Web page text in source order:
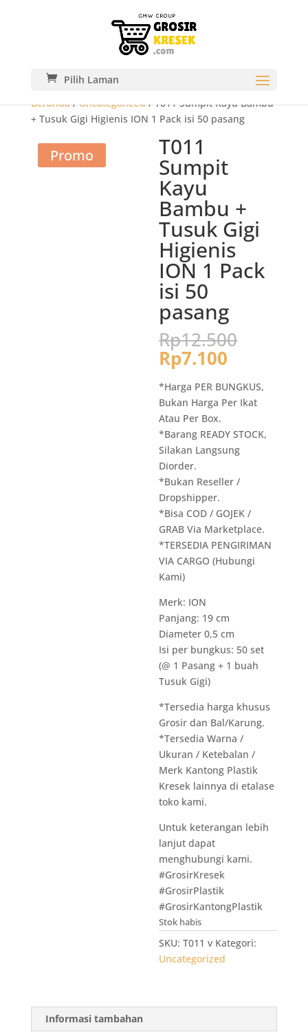
Pilih Laman
Beranda/Uncategorized/ T011 Sumpit Kayu Bambu
+ Tusuk Gigi Higienis ION 1 Pack isi 50 pasang
Promo T011
Sumpit
Kayu
Bambu +
Tusuk Gigi
Higienis
ION 1 Pack
isi 50
pasang
Rp12.500
Rp7.100
ini
adalah:
*Harga PER BUNGKUS,
Bukan Harga Per Ikat
Atau Per Box.
*Barang READY STOCK,
Silakan Langsung
Diorder.
*Bukan Reseller /
Dropshipper.
*Bisa COD / GOJEK /
GRAB Via Marketplace.
*TERSEDIA PENGIRIMAN
VIA CARGO (Hubungi
Kami)
Merk: ION
Panjang: 19 cm
Diameter 0,5 cm
Isi per bungkus: 50 set
(@ 1 Pasang + 1 buah
Tusuk Gigi)
*Tersedia harga khusus
Grosir dan Bal/Karung.
*Tersedia Warna /
Ukuran / Ketebalan /
Merk Kantong Plastik
Kresek lainnya di etalase
toko kami.
Untuk keterangan lebih
lanjut dapat
menghubungi kami.
#GrosirKresek
#GrosirPlastik
#GrosirKantongPlastik
Stok habis
SKU:T011 v Kategori:
Uncategorized
Informasi tambahan